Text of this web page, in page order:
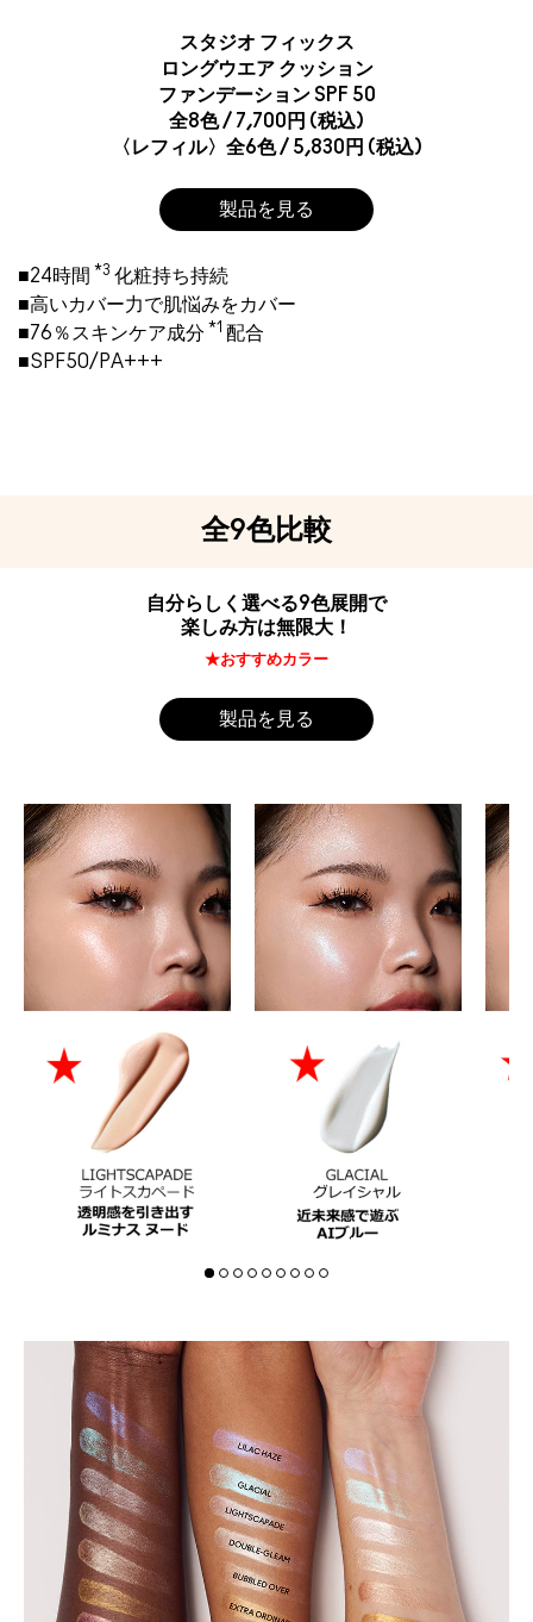
スタジオ フィックス
ロングウエア クッション
ファンデーション SPF 50
全8色 / 7,700円 (税込)
〈レフィル〉全6色 / 5,830円 (税込)
製品を見る
■24時間 *3 化粧持ち持続
■高いカバー力で肌悩みをカバー
■76％スキンケア成分 *1 配合
■SPF50/PA+++
全9色比較
自分らしく選べる9色展開で
楽しみ方は無限大！
★おすすめカラー
製品を見る